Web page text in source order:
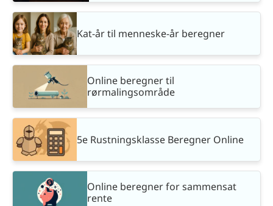
Kat-år til menneske-år beregner
Online beregner til
rørmalingsområde
5e Rustningsklasse Beregner Online
Online beregner for sammensat
rente